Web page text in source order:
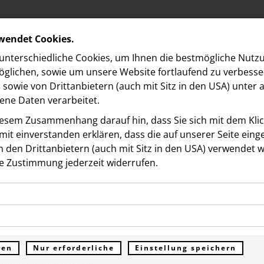
in Sonderauktion
Cookies.
Cookies, um Ihnen die best­mögliche
sowie um unsere Website fortlaufend zu
von Drittanbietern (auch mit Sitz in den USA) unter
Daten verarbeitet.
Zusammenhang darauf hin, dass Sie sich mit dem
ein­ver­standen erklären, dass die auf unserer Seite
den Drittanbietern (auch mit Sitz in den USA) verwendet
Zustimmung jederzeit widerrufen.
ermöglichen grundlegende Funktionen und sind für
der Website erforderlich. Diese Cookies
Daten und werden an keine Dritten übermittelt.
erfassen Informationen anonym. Diese Informationen
unsere Besucher unsere Website nutzen.
Nur erforderliche Einstellung speichern